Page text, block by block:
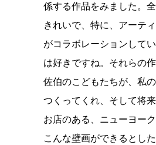
係する作品をみました。
きれいで、特に、アーテ
がコラボレーションして
は好きですね。それらの
佐伯のこどもたちが、私
つくってくれ、そして将
お店のある、ニューヨー
こんな壁画ができるとし